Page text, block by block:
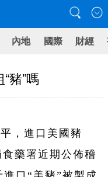
內地 國際 財經
豬”嗎
，進口美國豬
藥署近期公佈稽